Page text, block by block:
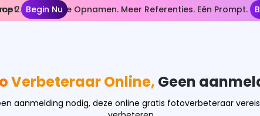
Begin Nu
2.5— Langere Opnamen. Meer Referenties. Eén Prompt.
Verbeteraar Online, Geen
aanmelding nodig, deze online gratis fotoverbeteraar